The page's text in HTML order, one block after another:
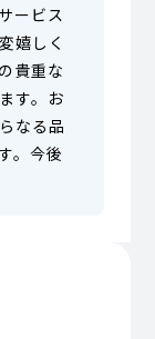
ービス
嬉しく
貴重な
す。お
なる品
。今後